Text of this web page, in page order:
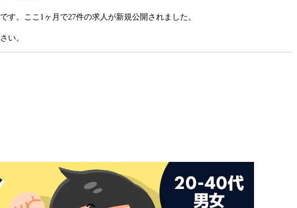
す。ここ1ヶ月で27件の求人が新規公開されました。
い。